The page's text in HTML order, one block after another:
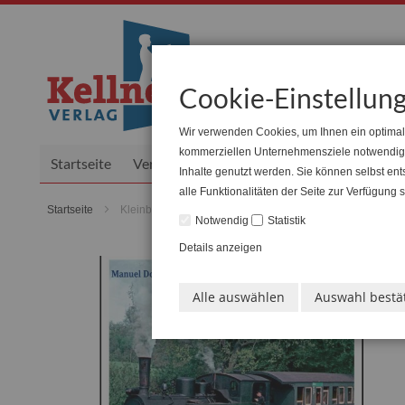
springen
Startseite Verlag ReiseKellner Senioren
Startseite Kleinbahndampf Bruchhausen-Vilsen
Cookie-
Wir verwenden Cookies, um Ihnen ein
kommerziellen Unternehmensziele
Inhalte genutzt werden. Sie können selbst
alle Funktionalitäten der Seite zur Verfügung
Notwendig Statistik
Details anzeigen
Alle auswählen Auswahl